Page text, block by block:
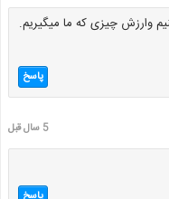
وارزش چیزی که ما میگیریم.
پاسخ
5 سال قبل